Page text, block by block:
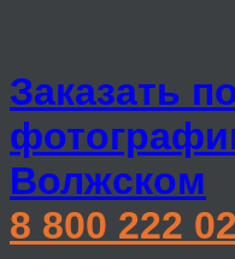
Заказать
Волжском
8 800 222